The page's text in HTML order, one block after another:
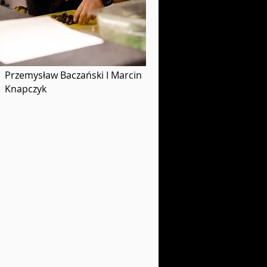
Przemysław Baczański I Marcin
Knapczyk